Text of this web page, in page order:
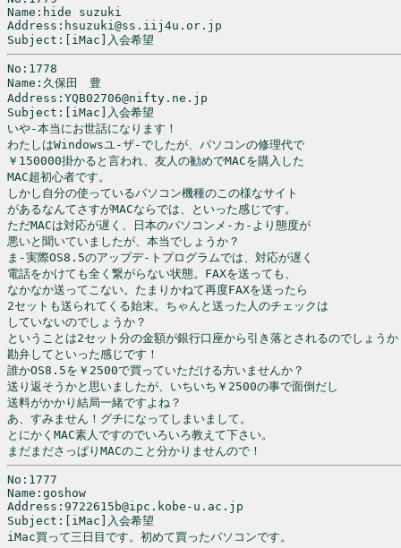
Name:hide suzuki
Address:hsuzuki@ss.iij4u.or.jp
No:1778
Name:久保田　豊
Address:YQB02706@nifty.ne.jp
Subject:[iMac]入会希望
いや-本当にお世話になります！
わたしはWindowsユ-ザ-でしたが、パソコンの修理代で
￥150000掛かると言われ、友人の勧めでMACを購入した
MAC超初心者です。
しかし自分の使っているパソコン機種のこの様なサイト
があるなんてさすがMACならでは、といった感じです。
ただMACは対応が遅く、日本のパソコンメ-カ-より態度が
悪いと聞いていましたが、本当でしょうか？
ま-実際OS8.5のアップデ-トプログラムでは、対応が遅く
電話をかけても全く繋がらない状態。FAXを送っても、
なかなか送ってこない。たまりかねて再度FAXを送ったら
2セットも送られてくる始末。ちゃんと送った人のチェックは
していないのでしょうか？
ということは2セット分の金額が銀行口座から引き落とされるのでしょうか
勘弁してといった感じです！
誰かOS8.5を￥2500で買っていただける方いませんか？
送り返そうかと思いましたが、いちいち￥2500の事で面倒だし
送料がかかり結局一緒ですよね？
あ、すみません！グチになってしまいまして。
とにかくMAC素人ですのでいろいろ教えて下さい。
まだまださっぱりMACのこと分かりませんので！
No:1777
Name:goshow
Address:9722615b@ipc.kobe-u.ac.jp
Subject:[iMac]入会希望
iMac買って三日目です。初めて買ったパソコンです。